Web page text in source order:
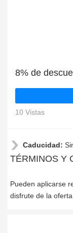
8% de
10 Vistas
Caducidad:
TÉRMINOS Y
Pueden aplicarse
disfrute de la oferta